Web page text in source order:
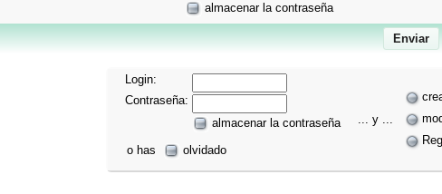
almacenar la contraseña
Login:
Contraseña:
almacenar la contraseña
o has
olvidado
... y ...